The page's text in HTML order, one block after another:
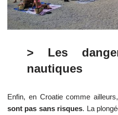
> Les
nautiques
Enfin, en Croatie comme ailleurs,
sont pas sans risques. La